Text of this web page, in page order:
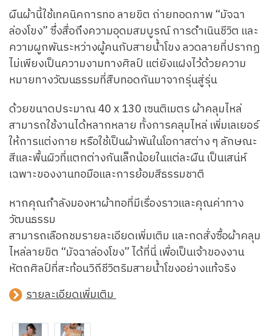
ผืนผ้านี้ใช้เทคนิคการทอ ลายขิต ถ่ายทอดภาพ “มัจฉา
ล่องโขง” ซึ่งสื่อถึงความอุดมสมบูรณ์ การดำเนินชีวิต และ
ความผูกพันระหว่างผู้คนกับสายน้ำโขง ลวดลายที่ปรากฏ
ไม่เพียงเป็นความงามทางศิลป์ แต่ยังแฝงไว้ด้วยความ
หมายทางวัฒนธรรมที่สืบทอดกันมาจากรุ่นสู่รุ่น
ด้วยขนาดประมาณ 40 x 130 เซนติเมตร ผ้าคลุมไหล่
สามารถใช้งานได้หลากหลาย ทั้งการคลุมไหล่ เพิ่มเลเยอร์
ให้การแต่งกาย หรือใช้เป็นผ้าพันในโอกาสต่าง ๆ ลักษณะ
สีและพื้นผิวที่แตกต่างกันเล็กน้อยในแต่ละผืน เป็นเสน่ห์
เฉพาะของงานทอมือและการย้อมสีธรรมชาติ
หากคุณกำลังมองหาผ้าทอที่มีเรื่องราวและคุณค่าทาง
วัฒนธรรม
สามารถเลือกชมรายละเอียดเพิ่มเติม และกดสั่งซื้อผ้าคลุม
ไหล่ลายขิต “มัจฉาล่องโขง” ได้ที่นี่ เพื่อเป็นเจ้าของงาน
หัตถศิลป์ที่สะท้อนวิถีชีวิตริมสายน้ำโขงอย่างแท้จริง
รายละเอียดเพิ่มเติม